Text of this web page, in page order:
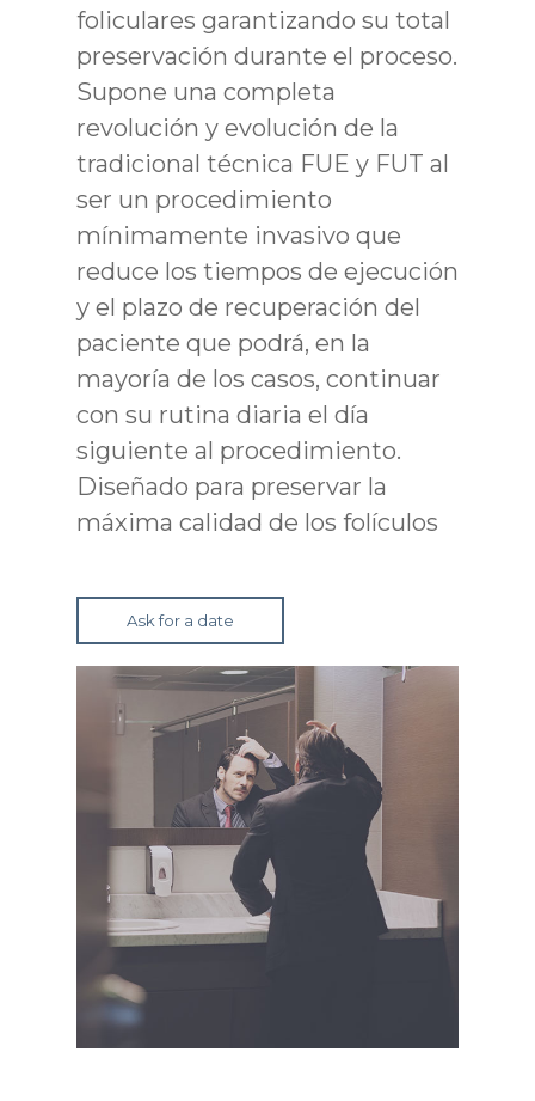
foliculares garantizando su total
preservación durante el proceso.
Supone una completa
revolución y evolución de la
tradicional técnica FUE y FUT al
ser un procedimiento
mínimamente invasivo que
reduce los tiempos de ejecución
y el plazo de recuperación del
paciente que podrá, en la
mayoría de los casos, continuar
con su rutina diaria el día
siguiente al procedimiento.
Diseñado para preservar la
máxima calidad de los folículos
Ask for a date